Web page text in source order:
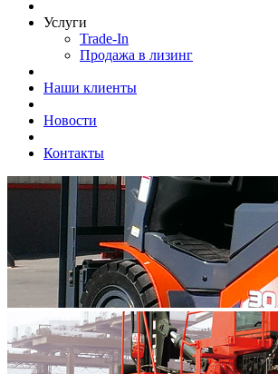
Услуги
Trade-In
Продажа в лизинг
Наши клиенты
Новости
Контакты